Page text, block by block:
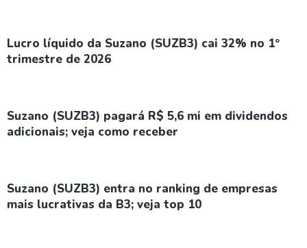
Lucro líquido da Suzano (SUZB3) cai 32% no 1º
trimestre de 2026
Suzano (SUZB3) pagará R$ 5,6 mi em dividendos
adicionais; veja como receber
Suzano (SUZB3) entra no ranking de empresas
mais lucrativas da B3; veja top 10